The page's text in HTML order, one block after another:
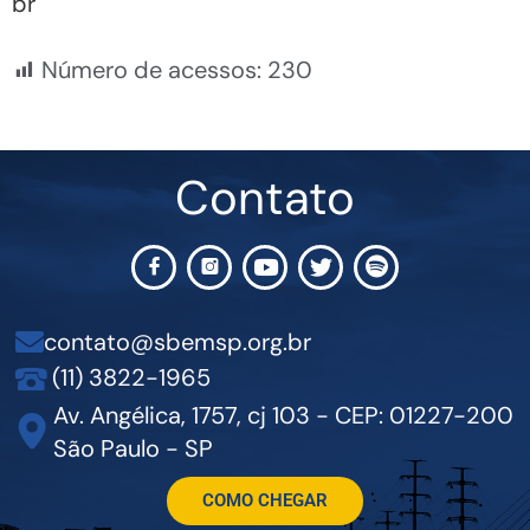
Número de acessos: 230
Contato
contato@sbemsp.org.br
(11) 3822-1965
Av. Angélica, 1757, cj 103 - CEP: 01227-200
São Paulo - SP
COMO CHEGAR